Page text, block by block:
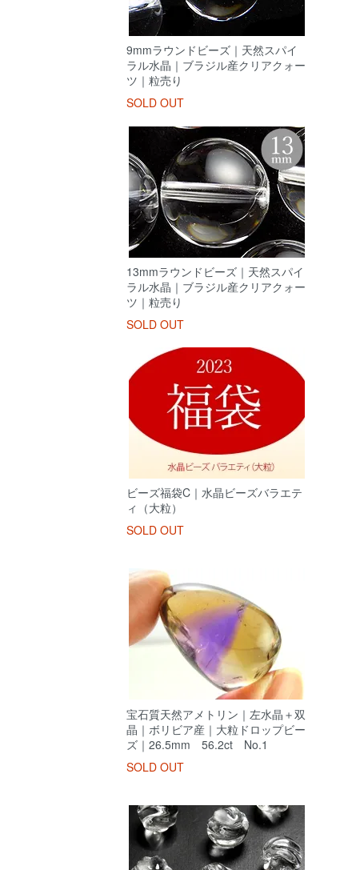
9mmラウンドビーズ｜天然スパイ
ラル水晶｜ブラジル産クリアクォー
ツ｜粒売り
SOLD OUT
13mmラウンドビーズ｜天然スパイ
ラル水晶｜ブラジル産クリアクォー
ツ｜粒売り
SOLD OUT
ビーズ福袋C｜水晶ビーズバラエテ
ィ（大粒）
SOLD OUT
宝石質天然アメトリン｜左水晶＋双
晶｜ボリビア産｜大粒ドロップビー
ズ｜26.5mm 56.2ct No.1
SOLD OUT